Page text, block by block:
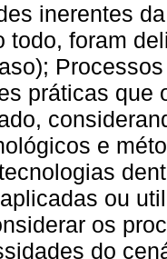
inerentes
todo, foram
práticas que
e
ou
os
do